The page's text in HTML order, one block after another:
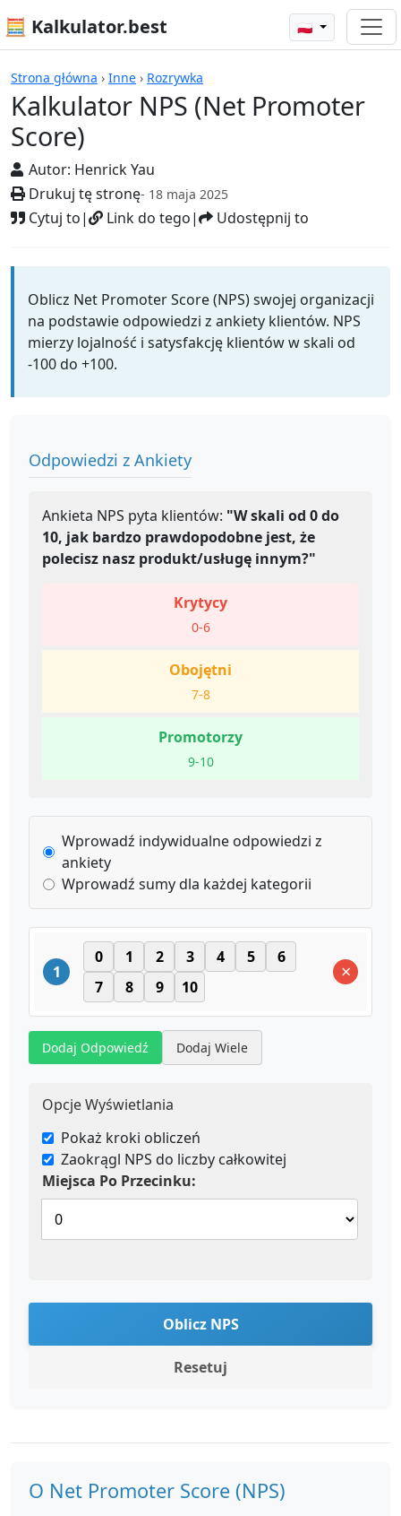
🧮 Kalkulator.best 🇵🇱
Strona główna › Inne › Rozrywka
Kalkulator NPS (Net Promoter
Score)
Autor: Henrick Yau
Drukuj tę stronę- 18 maja 2025
Cytuj to| Link do tego| Udostępnij to
Kalkulatory
Oblicz Net Promoter Score (NPS) swojej organizacji
na podstawie odpowiedzi z ankiety klientów. NPS
mierzy lojalność i satysfakcję klientów w skali od
-100 do +100.
Odpowiedzi z Ankiety
Ankieta NPS pyta klientów: "W skali od 0 do
10, jak bardzo prawdopodobne jest, że
polecisz nasz produkt/usługę innym?"
Krytycy
0-6
Obojętni
7-8
Promotorzy
9-10
Wprowadź indywidualne odpowiedzi z
ankiety
Wprowadź sumy dla każdej kategorii
1
0 1 2 3 4 5
6
7
8 9 10
×
Dodaj Odpowiedź Dodaj Wiele
Opcje Wyświetlania
Pokaż kroki obliczeń
Zaokrągl NPS do liczby całkowitej
Miejsca Po Przecinku:
Oblicz NPS
Resetuj
O Net Promoter Score (NPS)